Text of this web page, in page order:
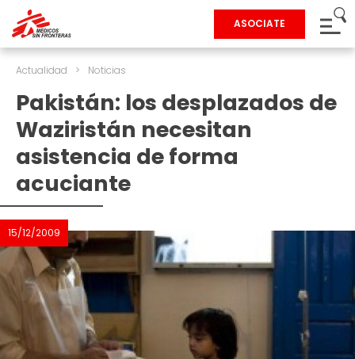
ASOCIATE
Actualidad > Noticias
Pakistán: los desplazados de
Waziristán necesitan
asistencia de forma
acuciante
15/12/2009